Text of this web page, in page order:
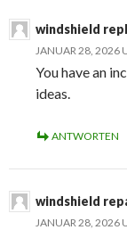
windshield
JANUAR 28, 2026
You have an
ideas.
ANTWORTEN
windshield
JANUAR 28, 2026